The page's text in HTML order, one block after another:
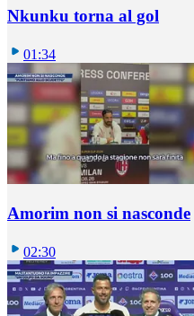
Nkunku torna al gol
01:34
Amorim non si nasconde
02:30